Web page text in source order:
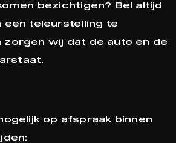
bezichtigen? Bel altijd
een teleurstelling te
zorgen wij dat de auto en de
op afspraak binnen